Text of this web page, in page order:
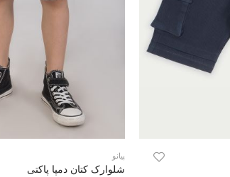
پیانو
شلوارک کتان دمپا پاکتی